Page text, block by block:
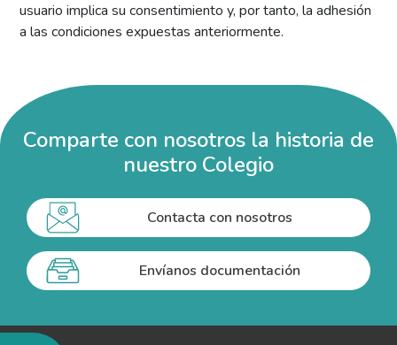
usuario implica su consentimiento y, por tanto, la adhesión
a las condiciones expuestas anteriormente.
Comparte con nosotros la historia de
nuestro Colegio
Contacta con nosotros
Envíanos documentación